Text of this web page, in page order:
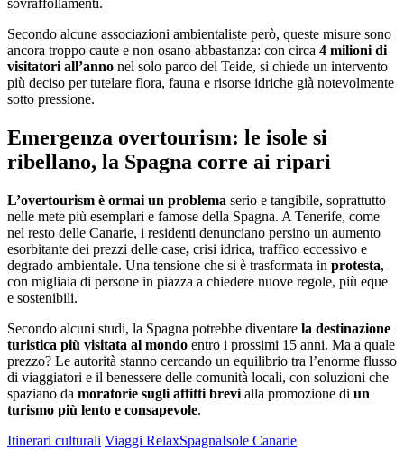
sovraffollamenti.
Secondo alcune associazioni ambientaliste però, queste misure sono
ancora troppo caute e non osano abbastanza: con circa 4 milioni di
visitatori all’anno nel solo parco del Teide, si chiede un intervento
più deciso per tutelare flora, fauna e risorse idriche già notevolmente
sotto pressione.
Emergenza overtourism: le isole si
ribellano, la Spagna corre ai ripari
L’overtourism è ormai un problema serio e tangibile, soprattutto
nelle mete più esemplari e famose della Spagna. A Tenerife, come
nel resto delle Canarie, i residenti denunciano persino un aumento
esorbitante dei prezzi delle case, crisi idrica, traffico eccessivo e
degrado ambientale. Una tensione che si è trasformata in protesta,
con migliaia di persone in piazza a chiedere nuove regole, più eque
e sostenibili.
Secondo alcuni studi, la Spagna potrebbe diventare la destinazione
turistica più visitata al mondo entro i prossimi 15 anni. Ma a quale
prezzo? Le autorità stanno cercando un equilibrio tra l’enorme flusso
di viaggiatori e il benessere delle comunità locali, con soluzioni che
spaziano da moratorie sugli affitti brevi alla promozione di un
turismo più lento e consapevole.
Itinerari culturali Viaggi RelaxSpagnaIsole Canarie